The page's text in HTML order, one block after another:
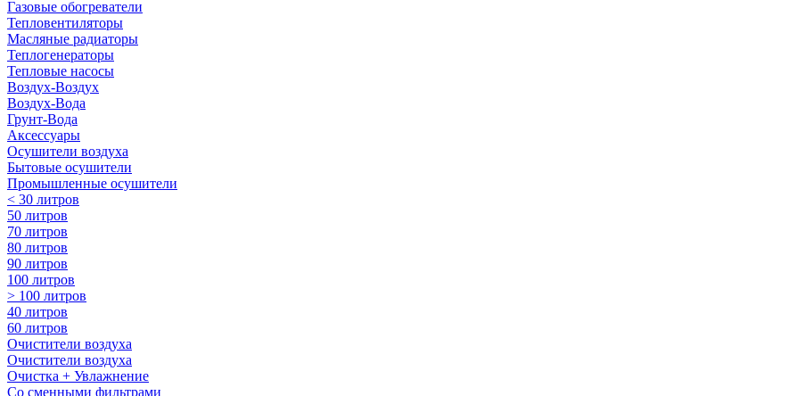
Газовые обогреватели
Тепловентиляторы
Масляные радиаторы
Теплогенераторы
Тепловые насосы
Воздух-Воздух
Воздух-Вода
Грунт-Вода
Аксессуары
Осушители воздуха
Бытовые осушители
Промышленные осушители
< 30 литров
50 литров
70 литров
80 литров
90 литров
100 литров
> 100 литров
40 литров
60 литров
Очистители воздуха
Очистители воздуха
Очистка + Увлажнение
Cо сменными фильтрами